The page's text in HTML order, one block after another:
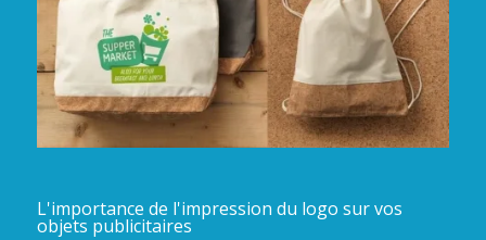
L'importance de l'impression du logo sur vos
objets publicitaires